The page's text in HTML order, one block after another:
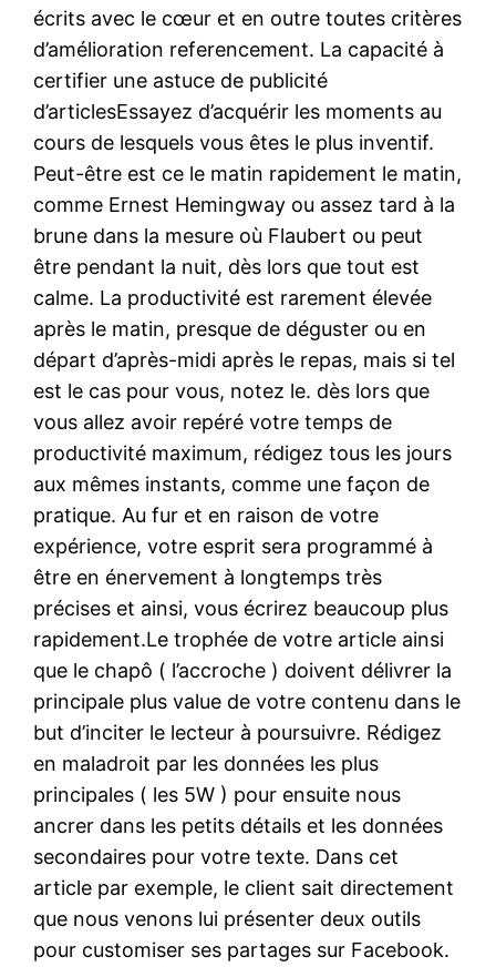
écrits avec le cœur et en outre toutes critères
d’amélioration referencement. La capacité à
certifier une astuce de publicité
d’articlesEssayez d’acquérir les moments au
cours de lesquels vous êtes le plus inventif.
Peut-être est ce le matin rapidement le matin,
comme Ernest Hemingway ou assez tard à la
brune dans la mesure où Flaubert ou peut
être pendant la nuit, dès lors que tout est
calme. La productivité est rarement élevée
après le matin, presque de déguster ou en
départ d’après-midi après le repas, mais si tel
est le cas pour vous, notez le. dès lors que
vous allez avoir repéré votre temps de
productivité maximum, rédigez tous les jours
aux mêmes instants, comme une façon de
pratique. Au fur et en raison de votre
expérience, votre esprit sera programmé à
être en énervement à longtemps très
précises et ainsi, vous écrirez beaucoup plus
rapidement.Le trophée de votre article ainsi
que le chapô ( l’accroche ) doivent délivrer la
principale plus value de votre contenu dans le
but d’inciter le lecteur à poursuivre. Rédigez
en maladroit par les données les plus
principales ( les 5W ) pour ensuite nous
ancrer dans les petits détails et les données
secondaires pour votre texte. Dans cet
article par exemple, le client sait directement
que nous venons lui présenter deux outils
pour customiser ses partages sur Facebook.